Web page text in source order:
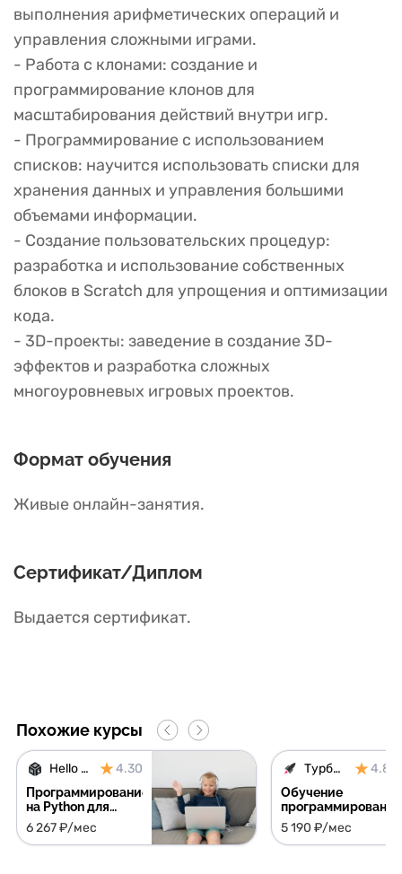
выполнения арифметических операций и
управления сложными играми.
- Работа с клонами: создание и
программирование клонов для
масштабирования действий внутри игр.
- Программирование с использованием
списков: научится использовать списки для
хранения данных и управления большими
объемами информации.
- Создание пользовательских процедур:
разработка и использование собственных
блоков в Scratch для упрощения и оптимизации
кода.
- 3D-проекты: заведение в создание 3D-
эффектов и разработка сложных
многоуровневых игровых проектов.
Формат обучения
Живые онлайн-занятия.
Сертификат/Диплом
Выдается сертификат.
Похожие курсы
Hello World 4.30
Программирование
на Python для
детей и
подростков
6 267 ₽/мес
Турбо ЕГЭ 4.83
Обучение
для детей на
курсе Подготовка
к ЕГЭ по
5 190 ₽/мес